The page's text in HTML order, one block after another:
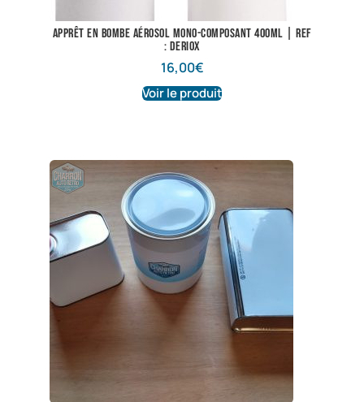
Apprêt en bombe aérosol mono-composant 400ML | Ref
: Deriox
16,00€
Voir le produit